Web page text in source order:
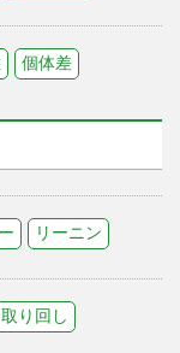
個体差
リーニン
取り回し